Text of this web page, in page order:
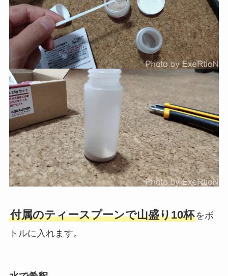
付属のティースプーンで山盛り10杯をボ
トルに入れます。